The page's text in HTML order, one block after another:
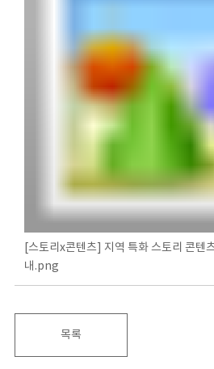
[스토리x콘텐츠] 지역 특화 스토리 콘텐
내.png
목록